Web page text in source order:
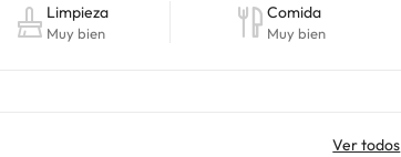
Limpieza
Muy bien
Comida
Muy bien
Ver todos